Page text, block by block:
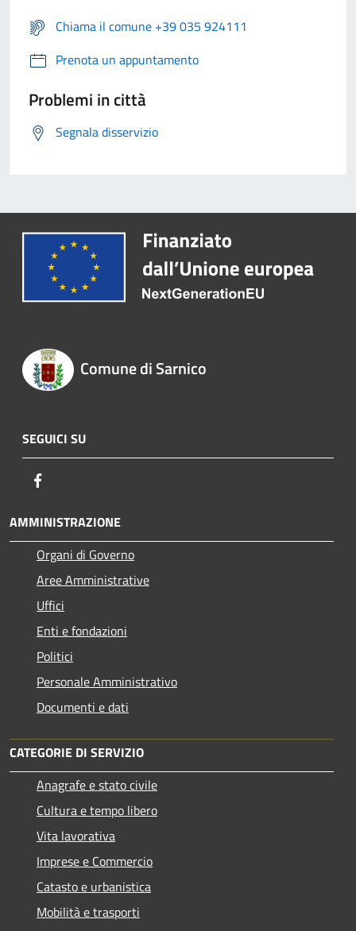
Chiama il comune +39 035 924111
Prenota un appuntamento
Problemi in città
Segnala disservizio
Comune di Sarnico
SEGUICI SU
AMMINISTRAZIONE
Organi di Governo
Aree Amministrative
Uffici
Enti e fondazioni
Politici
Personale Amministrativo
Documenti e dati
CATEGORIE DI SERVIZIO
Anagrafe e stato civile
Cultura e tempo libero
Vita lavorativa
Imprese e Commercio
Catasto e urbanistica
Mobilità e trasporti